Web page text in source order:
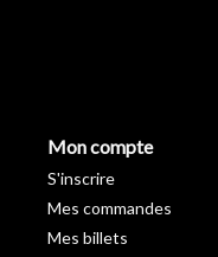
Mon compte
S'inscrire
Mes commandes
Mes billets